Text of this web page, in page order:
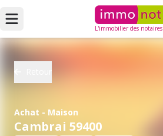
L'immobilier des notaires
Achat - Maison
Cambrai 59400